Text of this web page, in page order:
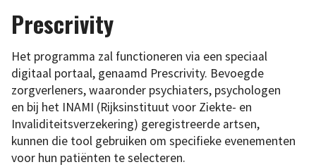
Prescrivity
Het programma zal functioneren via een speciaal
digitaal portaal, genaamd Prescrivity. Bevoegde
zorgverleners, waaronder psychiaters, psychologen
en bij het INAMI (Rijksinstituut voor Ziekte- en
Invaliditeitsverzekering) geregistreerde artsen,
kunnen die tool gebruiken om specifieke evenementen
voor hun patiënten te selecteren.